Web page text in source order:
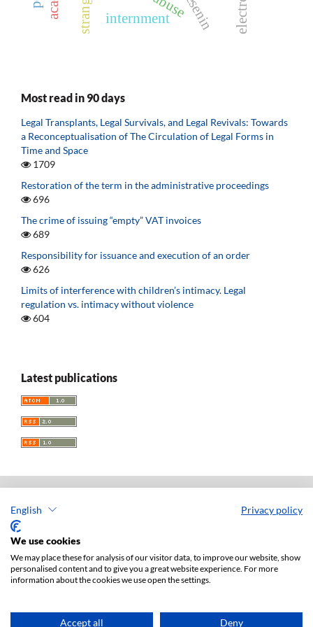
English Privacy policy
We use cookies
We may place these for analysis of our visitor data, to improve our website, show
personalised content and to give you a great website experience. For more
information about the cookies we use open the settings.
Accept all Deny
internment
Most read in 90 days
Legal Transplants, Legal Survivals, and Legal Revivals: Towards
a Reconceptualisation of The Circulation of Legal Forms in
Time and Space
1709
Restoration of the term in the administrative proceedings
696
The crime of issuing “empty” VAT invoices
689
Responsibility for issuance and execution of an order
626
Limits of interference with children’s intimacy. Legal
regulation vs. intimacy without violence
604
Latest publications
Acta Universitatis Lodziensis. Folia Iuridica
ISSN: 0208-6069
Publisher: Lodz University Press (website)
Publisher's office: